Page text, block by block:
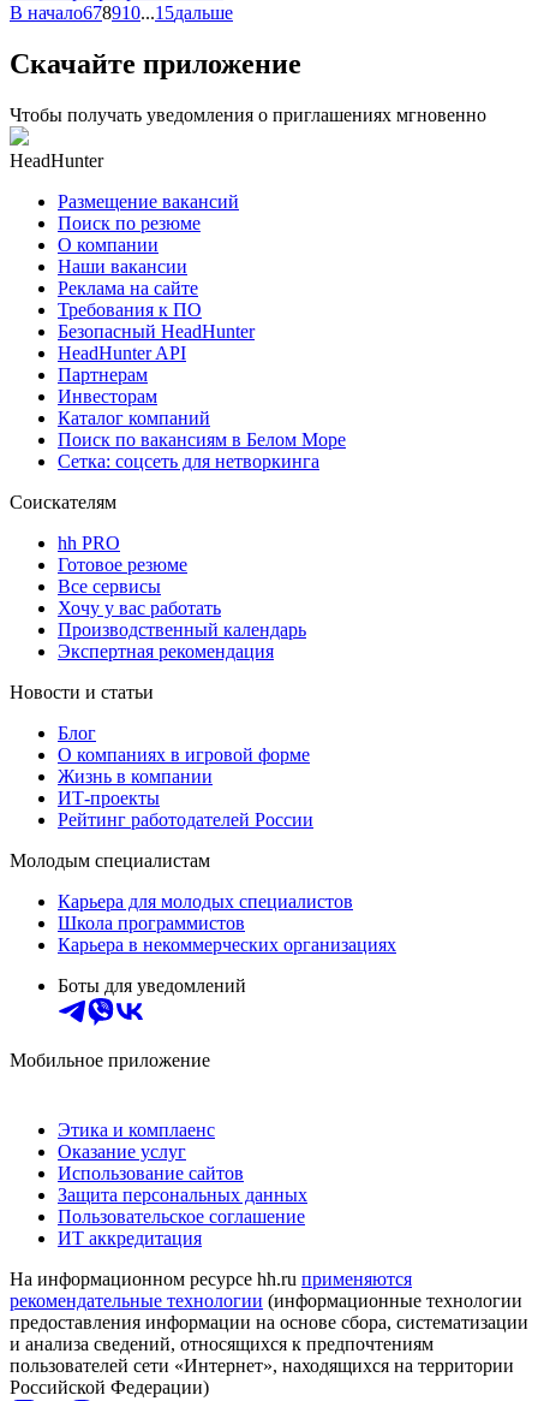
В начало678910...15дальше
Скачайте приложение
Чтобы получать уведомления о приглашениях мгновенно
HeadHunter
Размещение вакансий
Поиск по резюме
О компании
Наши вакансии
Реклама на сайте
Требования к ПО
Безопасный HeadHunter
HeadHunter API
Партнерам
Инвесторам
Каталог компаний
Поиск по вакансиям в Белом Море
Сетка: соцсеть для нетворкинга
Соискателям
hh PRO
Готовое резюме
Все сервисы
Хочу у вас работать
Производственный календарь
Экспертная рекомендация
Новости и статьи
Блог
О компаниях в игровой форме
Жизнь в компании
ИТ-проекты
Рейтинг работодателей России
Молодым специалистам
Карьера для молодых специалистов
Школа программистов
Карьера в некоммерческих организациях
Боты для уведомлений
Мобильное приложение
Этика и комплаенс
Оказание услуг
Использование сайтов
Защита персональных данных
Пользовательское соглашение
ИТ аккредитация
На информационном ресурсе hh.ru применяются
рекомендательные технологии (информационные технологии
предоставления информации на основе сбора, систематизации
и анализа сведений, относящихся к предпочтениям
пользователей сети «Интернет», находящихся на территории
Российской Федерации)